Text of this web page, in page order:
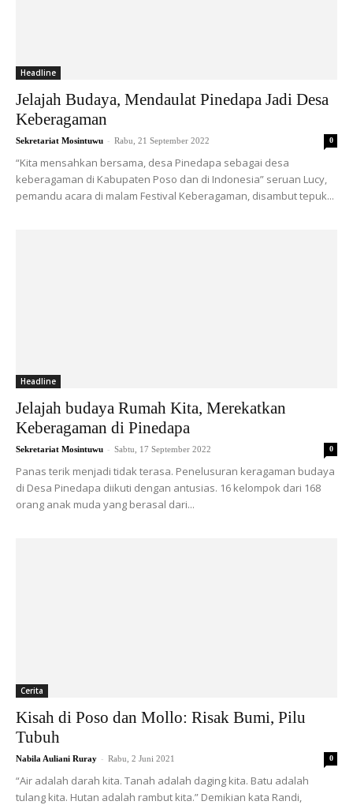
Headline
Jelajah Budaya, Mendaulat Pinedapa Jadi Desa
Keberagaman
Sekretariat Mosintuwu - Rabu, 21 September 2022 0
“Kita mensahkan bersama, desa Pinedapa sebagai desa
keberagaman di Kabupaten Poso dan di Indonesia” seruan Lucy,
pemandu acara di malam Festival Keberagaman, disambut tepuk...
Headline
Jelajah budaya Rumah Kita, Merekatkan
Keberagaman di Pinedapa
Sekretariat Mosintuwu - Sabtu, 17 September 2022 0
Panas terik menjadi tidak terasa. Penelusuran keragaman budaya
di Desa Pinedapa diikuti dengan antusias. 16 kelompok dari 168
orang anak muda yang berasal dari...
Cerita
Kisah di Poso dan Mollo: Risak Bumi, Pilu
Tubuh
Nabila Auliani Ruray - Rabu, 2 Juni 2021 0
“Air adalah darah kita. Tanah adalah daging kita. Batu adalah
tulang kita. Hutan adalah rambut kita.” Demikian kata Randi,